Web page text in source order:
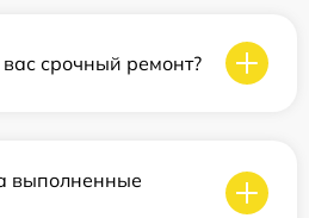
срочный ремонт?
выполненные